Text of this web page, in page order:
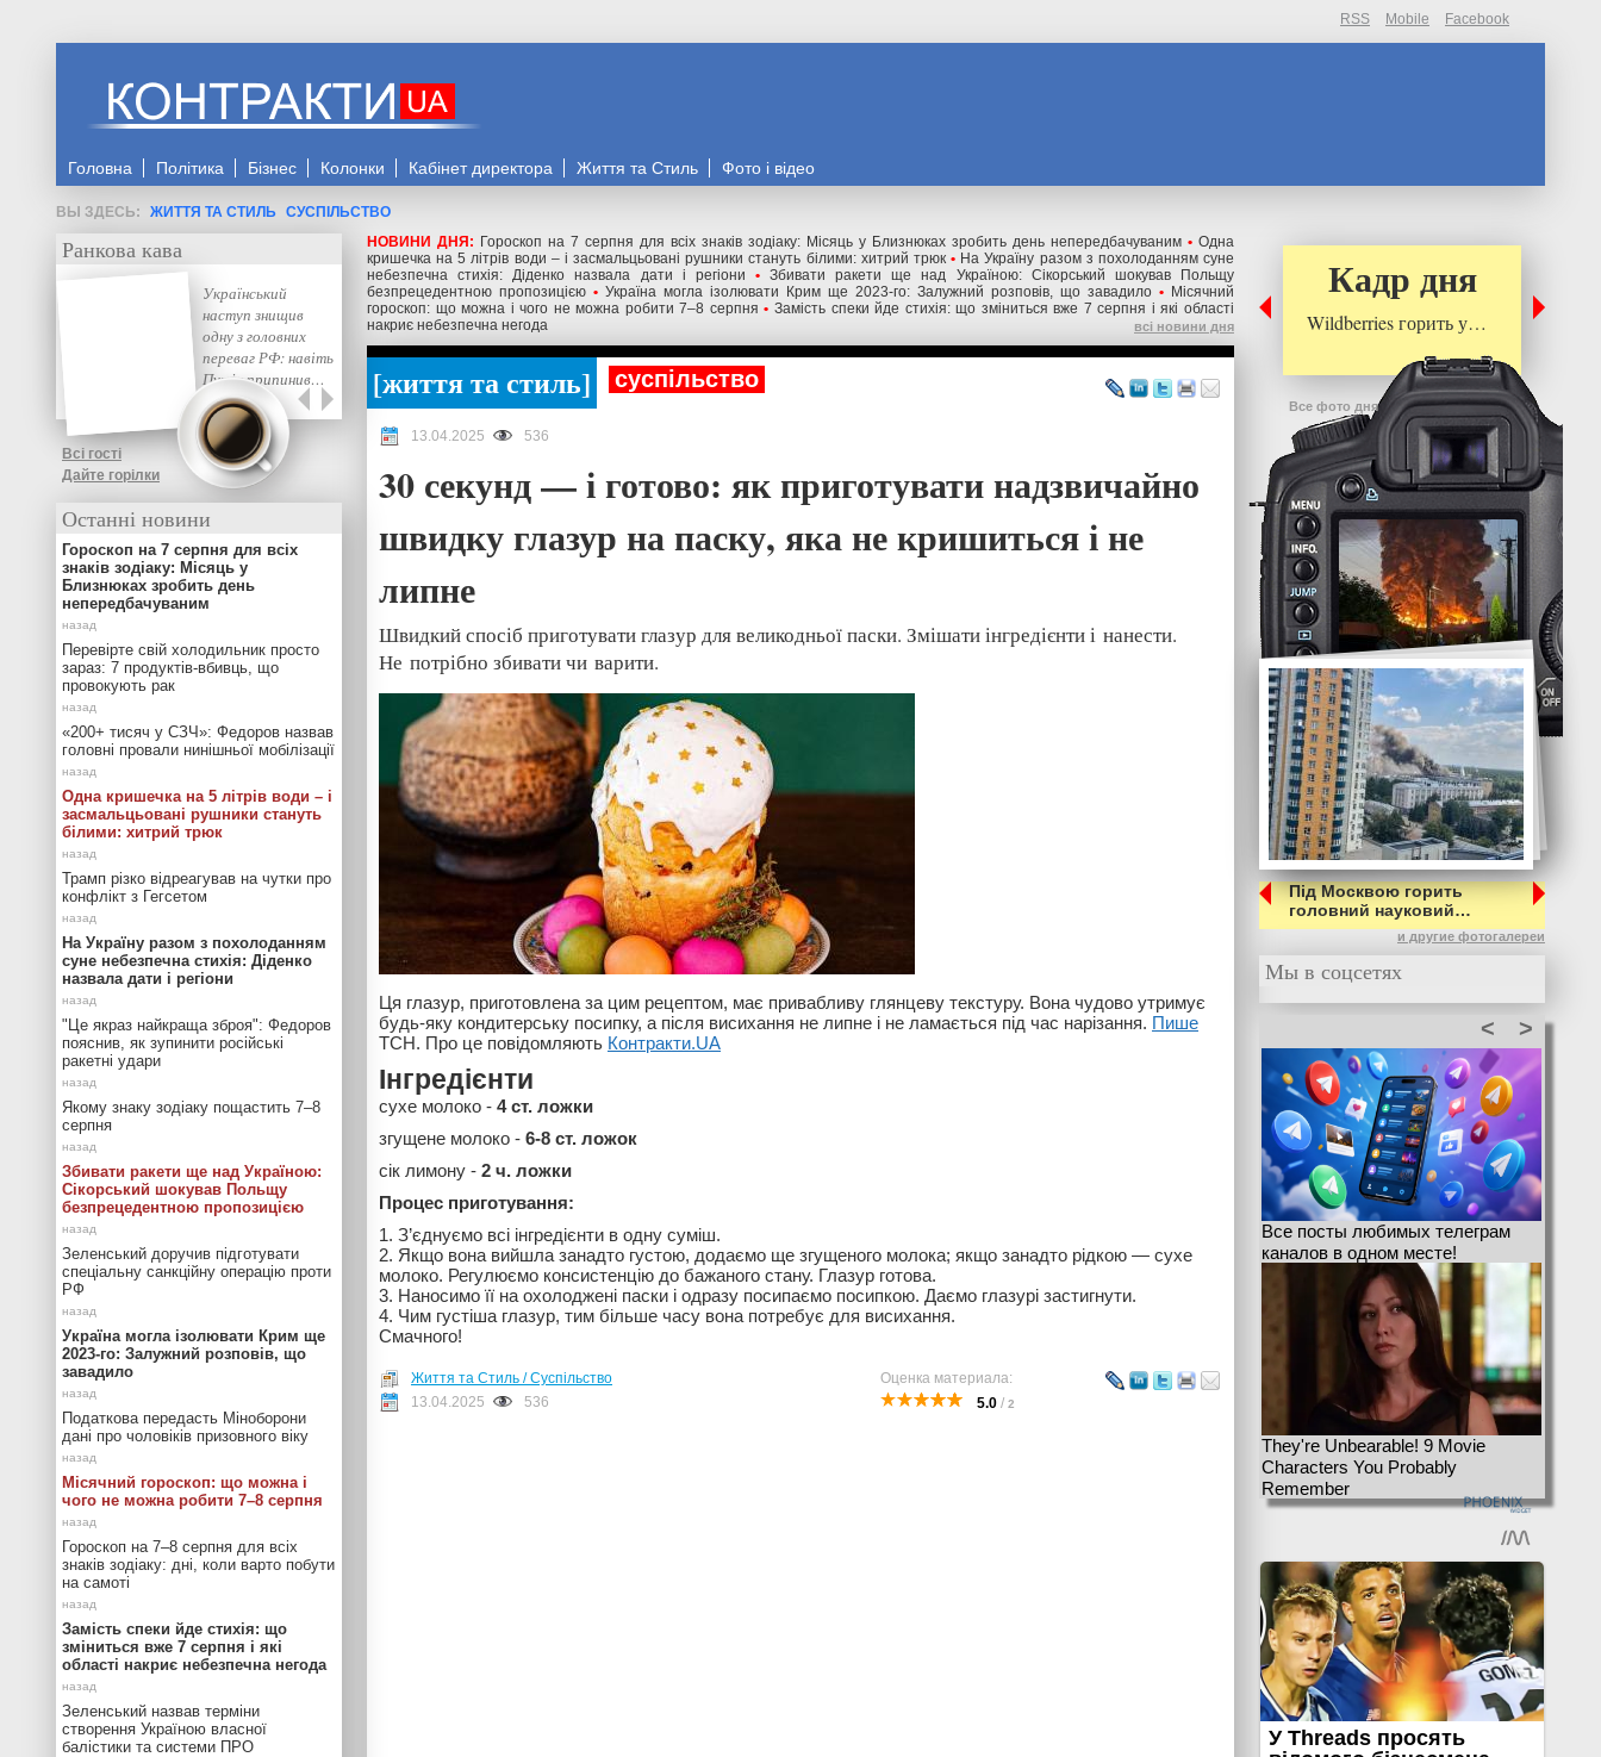
RSS Mobile Facebook
Головна Політика Бізнес Колонки Кабінет директора Життя та Стиль Фото і відео
ЖИТТЯ ТА СТИЛЬ СУСПІЛЬСТВО
НОВИНИ ДНЯ: Гороскоп на 7 серпня для всіх знаків зодіаку: Місяць у Близнюках зробить день непередбачуваним • Одна
кришечка на 5 літрів води – і засмальцьовані рушники стануть білими: хитрий трюк • На Україну разом з похолоданням суне
небезпечна стихія: Діденко назвала дати і регіони
• Збивати ракети ще над Україною: Сікорський шокував Польщу
безпрецедентною пропозицією • Україна могла ізолювати Крим ще 2023-го: Залужний розповів, що завадило • Місячний
гороскоп: що можна і чого не можна робити 7–8 серпня • Замість спеки йде стихія: що зміниться вже 7 серпня і які області
накриє небезпечна негода
всі новини дня
життя та стиль суспільство
13.04.2025 536
30 секунд — і готово: як приготувати надзвичайно
швидку глазур на паску, яка не кришиться і не
липне
Швидкий спосіб приготувати глазур для великодньої паски. Змішати інгредієнти і нанести.
Не потрібно збивати чи варити.
Ця глазур, приготовлена за цим рецептом, має привабливу глянцеву текстуру. Вона чудово утримує
будь-яку кондитерську посипку, а після висихання не липне і не ламається під час нарізання. Пише
ТСН. Про це повідомляють Контракти.UA
Інгредієнти
сухе молоко - 4 ст. ложки
згущене молоко - 6-8 ст. ложок
сік лимону - 2 ч. ложки
Процес приготування:
З’єднуємо всі інгредієнти в одну суміш.
Якщо вона вийшла занадто густою, додаємо ще згущеного молока; якщо занадто рідкою — сухе
молоко. Регулюємо консистенцію до бажаного стану. Глазур готова.
Наносимо її на охолоджені паски і одразу посипаємо посипкою. Даємо глазурі застигнути.
Чим густіша глазур, тим більше часу вона потребує для висихання.
Смачного!
Оценка материала:
5.0 / 2
Життя та Стиль / Суспільство
13.04.2025
536
Ранкова кава
Український
наступ знищив
одну з головних
переваг РФ: навіть
Путін припинив…
Всі гості
Дайте горілки
Останні новини
Гороскоп на 7 серпня для всіх
знаків зодіаку: Місяць у
Близнюках зробить день
непередбачуваним
Перевірте свій холодильник просто
зараз: 7 продуктів-вбивць, що
провокують рак
«200+ тисяч у СЗЧ»: Федоров назвав
головні провали нинішньої мобілізації
Одна кришечка на 5 літрів води – і
засмальцьовані рушники стануть
білими: хитрий трюк
Трамп різко відреагував на чутки про
конфлікт з Гегсетом
На Україну разом з похолоданням
суне небезпечна стихія: Діденко
назвала дати і регіони
"Це якраз найкраща зброя": Федоров
пояснив, як зупинити російські
ракетні удари
Якому знаку зодіаку пощастить 7–8
серпня
Збивати ракети ще над Україною:
Сікорський шокував Польщу
безпрецедентною пропозицією
Зеленський доручив підготувати
спеціальну санкційну операцію проти
РФ
Україна могла ізолювати Крим ще
2023-го: Залужний розповів, що
завадило
Податкова передасть Міноборони
дані про чоловіків призовного віку
Місячний гороскоп: що можна і
чого не можна робити 7–8 серпня
Гороскоп на 7–8 серпня для всіх
знаків зодіаку: дні, коли варто побути
на самоті
Замість спеки йде стихія: що
зміниться вже 7 серпня і які
області накриє небезпечна негода
Зеленський назвав терміни
створення Україною власної
балістики та системи ПРО
Кадр дня
Wildberries горить у…
Все фото дня
Під Москвою горить
головний науковий…
и другие фотогалереи
Мы в соцсетях
>
<
Все посты любимых телеграм
каналов в одном месте!
They're Unbearable! 9 Movie
Characters You Probably
Remember